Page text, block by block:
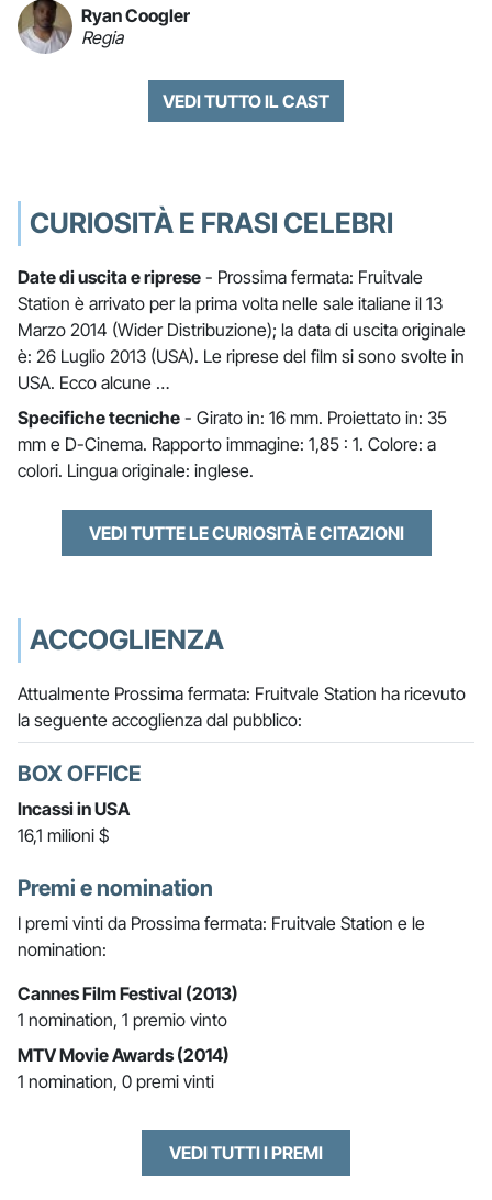
Ryan Coogler
Regia
VEDI TUTTO IL CAST
CURIOSITÀ E FRASI CELEBRI
Date di uscita e riprese - Prossima fermata: Fruitvale
Station è arrivato per la prima volta nelle sale italiane il 13
Marzo 2014 (Wider Distribuzione); la data di uscita originale
è: 26 Luglio 2013 (USA). Le riprese del film si sono svolte in
USA. Ecco alcune …
Specifiche tecniche - Girato in: 16 mm. Proiettato in: 35
mm e D-Cinema. Rapporto immagine: 1,85 : 1. Colore: a
colori. Lingua originale: inglese.
VEDI TUTTE LE CURIOSITÀ E CITAZIONI
ACCOGLIENZA
Attualmente Prossima fermata: Fruitvale Station ha ricevuto
la seguente accoglienza dal pubblico:
BOX OFFICE
Incassi in USA
16,1 milioni $
Premi e nomination
I premi vinti da Prossima fermata: Fruitvale Station e le
nomination:
Cannes Film Festival (2013)
1 nomination, 1 premio vinto
MTV Movie Awards (2014)
1 nomination, 0 premi vinti
VEDI TUTTI I PREMI